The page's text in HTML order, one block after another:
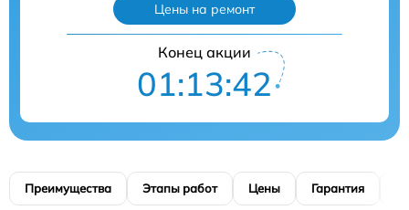
Цены на ремонт
Конец акции
01:13:41
Преимущества Этапы работ Цены Гарантия